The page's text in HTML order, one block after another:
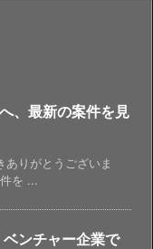
、最新の案件を見
りがとうございま
を ...
ベンチャー企業で